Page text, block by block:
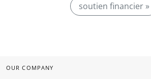
soutien financier »
OUR COMPANY